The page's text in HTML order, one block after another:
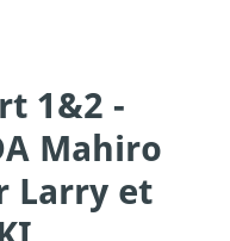
1&2 -
Mahiro
Larry et